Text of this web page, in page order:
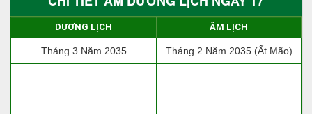
DƯƠNG LỊCH ÂM LỊCH
Tháng 3 Năm 2035 Tháng 2 Năm 2035 (Ất Mão)